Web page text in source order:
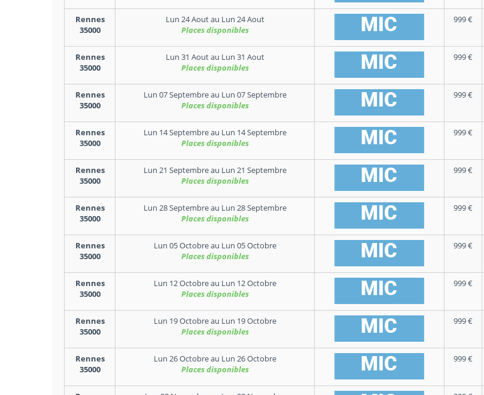
Rennes
35000
Lun 24 Aoutau Lun 24 Aout
Places disponibles
999€
Rennes
35000
Lun 31 Aoutau Lun 31 Aout
Places disponibles
999€
Rennes
35000
Lun 07 Septembreau Lun 07 Septembre
Places disponibles
999€
Rennes
35000
Lun 14 Septembreau Lun 14 Septembre
Places disponibles
999€
Rennes
35000
Lun 21 Septembreau Lun 21 Septembre
Places disponibles
999€
Rennes
35000
Lun 28 Septembreau Lun 28 Septembre
Places disponibles
999€
Rennes
35000
Lun 05 Octobreau Lun 05 Octobre
Places disponibles
999€
Rennes
35000
Lun 12 Octobreau Lun 12 Octobre
Places disponibles
999€
Rennes
35000
Lun 19 Octobreau Lun 19 Octobre
Places disponibles
999€
Rennes
35000
Lun 26 Octobreau Lun 26 Octobre
Places disponibles
999€